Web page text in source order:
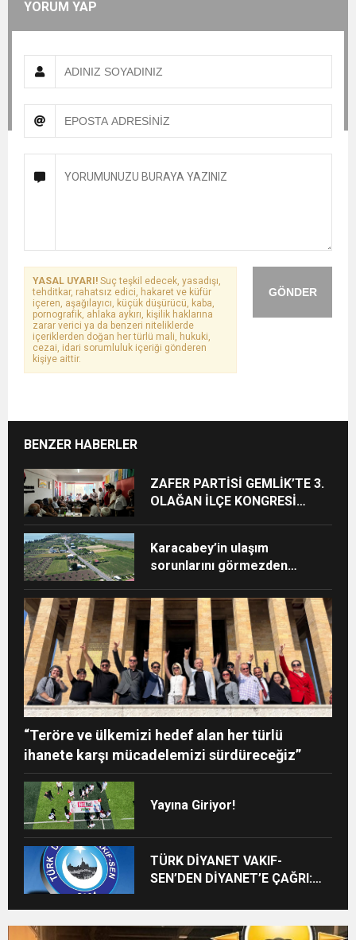
YORUM YAP
GÖNDER
YASAL UYARI! Suç teşkil edecek, yasadışı,
tehditkar, rahatsız edici, hakaret ve küfür
içeren, aşağılayıcı, küçük düşürücü, kaba,
pornografik, ahlaka aykırı, kişilik haklarına
zarar verici ya da benzeri niteliklerde
içeriklerden doğan her türlü mali, hukuki,
cezai, idari sorumluluk içeriği gönderen
kişiye aittir.
BENZER HABERLER
ZAFER PARTİSİ GEMLİK’TE 3.
OLAĞAN İLÇE KONGRESİ
Karacabey’in ulaşım
sorunlarını görmezden
“Teröre ve ülkemizi hedef alan her türlü
ihanete karşı mücadelemizi sürdüreceğiz”
Yayına Giriyor!
TÜRK DİYANET VAKIF-
SEN’DEN DİYANET’E ÇAĞRI:
VARKEN BAŞARILI GENÇLER
BEKLETİLMEMELİ”